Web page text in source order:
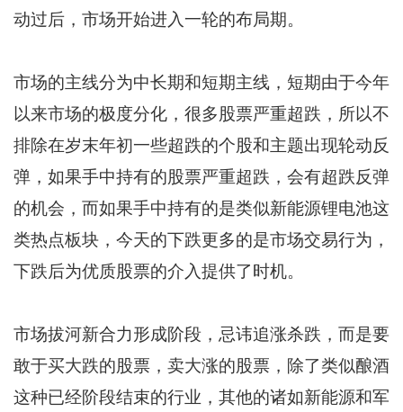
动过后，市场开始进入一轮的布局期。
市场的主线分为中长期和短期主线，短期由于今年
以来市场的极度分化，很多股票严重超跌，所以不
排除在岁末年初一些超跌的个股和主题出现轮动反
弹，如果手中持有的股票严重超跌，会有超跌反弹
的机会，而如果手中持有的是类似新能源锂电池这
类热点板块，今天的下跌更多的是市场交易行为，
下跌后为优质股票的介入提供了时机。
市场拔河新合力形成阶段，忌讳追涨杀跌，而是要
敢于买大跌的股票，卖大涨的股票，除了类似酿酒
这种已经阶段结束的行业，其他的诸如新能源和军